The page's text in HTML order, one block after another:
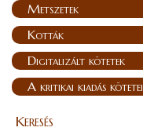
Metszetek
Kották
Digitalizált kötetek
A kritikai kiadás kötetei
Keresés